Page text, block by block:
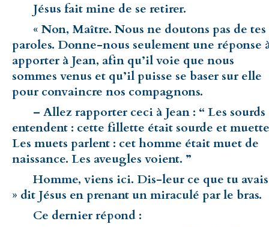
Jésus fait mine de se retirer.
« Non, Maître. Nous ne doutons pas de tes
paroles. Donne-nous seulement une réponse
apporter à Jean, afin qu’il voie que nous
sommes venus et qu’il puisse se baser sur elle
pour con­vaincre nos compagnons.
– Allez rapporter ceci à Jean : “ Les sourds
entendent : cette fillette était sourde et
Les muets parlent : cet homme était muet de
naissance. Les aveugles voient. ”
Homme, viens ici. Dis-leur ce que tu avais
» dit Jésus en prenant un miraculé par le bras.
Ce dernier répond :